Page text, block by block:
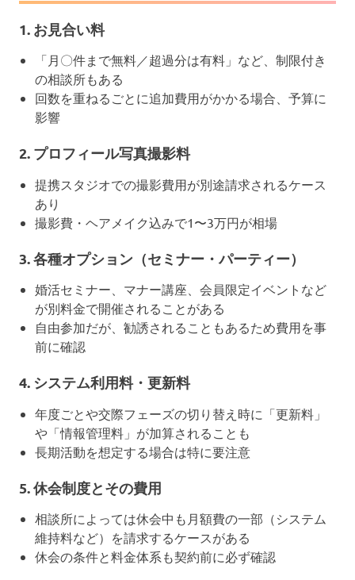
1. お見合い料
「月〇件まで無料／超過分は有料」など、制限付き
の相談所もある
回数を重ねるごとに追加費用がかかる場合、予算に
影響
2. プロフィール写真撮影料
提携スタジオでの撮影費用が別途請求されるケース
あり
撮影費・ヘアメイク込みで1〜3万円が相場
3.各種オプション（セミナー・パーティー）
婚活セミナー、マナー講座、会員限定イベントなど
が別料金で開催されることがある
自由参加だが、勧誘されることもあるため費用を事
前に確認
4. システム利用料・更新料
年度ごとや交際フェーズの切り替え時に「更新料」
や「情報管理料」が加算されることも
長期活動を想定する場合は特に要注意
5.休会制度とその費用
相談所によっては休会中も月額費の一部（システム
維持料など）を請求するケースがある
休会の条件と料金体系も契約前に必ず確認